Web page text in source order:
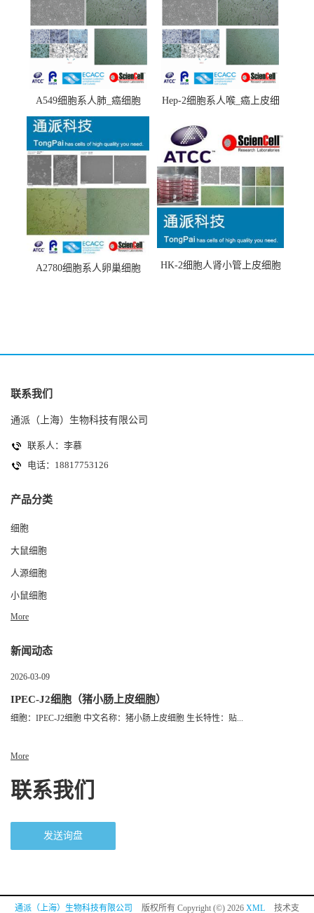
A549细胞系人肺_癌细胞
(A549细胞)
Hep-2细胞系人喉_癌上皮细
A2780细胞系人卵巢细胞
HK-2细胞人肾小管上皮细胞
联系我们
通派（上海）生物科技有限公司
联系人：李慕
电话：18817753126
产品分类
细胞
大鼠细胞
人源细胞
小鼠细胞
More
新闻动态
2026-03-09
IPEC-J2细胞（猪小肠上皮细胞）
细胞：IPEC-J2细胞 中文名称：猪小肠上皮细胞 生长特性：贴...
More
联系我们
发送询盘
通派（上海）生物科技有限公司 版权所有 Copyright (©) 2026 XML 技术支